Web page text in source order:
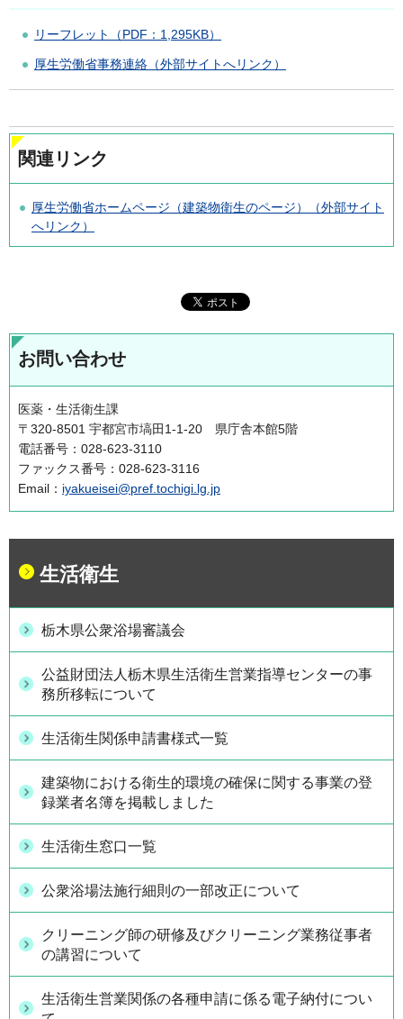
リーフレット（PDF：1,295KB）
厚生労働省事務連絡（外部サイトへリンク）
関連リンク
厚生労働省ホームページ（建築物衛生のページ）（外部サイト
へリンク）
お問い合わせ
医薬・生活衛生課
〒320-8501 宇都宮市塙田1-1-20 県庁舎本館5階
電話番号：028-623-3110
ファックス番号：028-623-3116
Email： iyakueisei@pref.tochigi.lg.jp
生活衛生
栃木県公衆浴場審議会
公益財団法人栃木県生活衛生営業指導センターの事
務所移転について
生活衛生関係申請書様式一覧
建築物における衛生的環境の確保に関する事業の登
録業者名簿を掲載しました
生活衛生窓口一覧
公衆浴場法施行細則の一部改正について
クリーニング師の研修及びクリーニング業務従事者
の講習について
生活衛生営業関係の各種申請に係る電子納付につい